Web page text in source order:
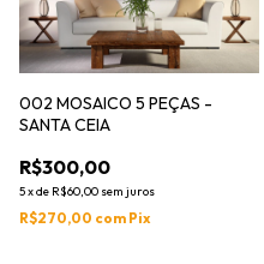
002 MOSAICO 5 PEÇAS -
SANTA CEIA
R$300,00
5xde R$60,00 sem juros
R$270,00 com Pix